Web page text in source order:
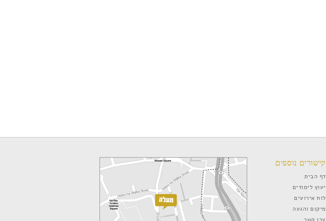
קישורים נוספים
דף הבית
יעוץ לימודים
לוח אירועים
מיקום והגעה
צרו קשר